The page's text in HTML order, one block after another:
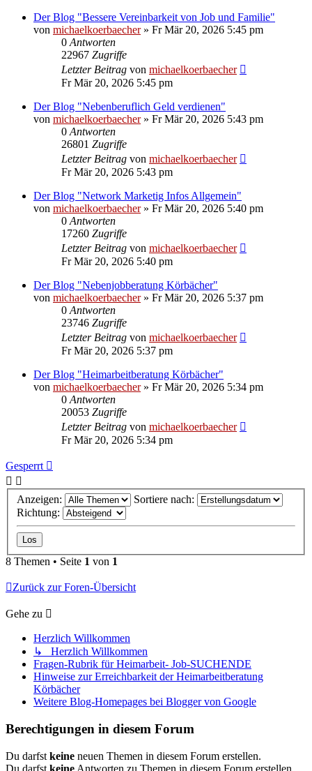
Der Blog "Bessere Vereinbarkeit von Job und Familie"
von michaelkoerbaecher» Fr Mär 20, 2026 5:45 pm
0 Antworten
22967 Zugriffe
Letzter Beitrag von michaelkoerbaecher
Fr Mär 20, 2026 5:45 pm
Der Blog "Nebenberuflich Geld verdienen"
von michaelkoerbaecher» Fr Mär 20, 2026 5:43 pm
0 Antworten
26801 Zugriffe
Letzter Beitrag von michaelkoerbaecher
Fr Mär 20, 2026 5:43 pm
Der Blog "Network Marketig Infos Allgemein"
von michaelkoerbaecher» Fr Mär 20, 2026 5:40 pm
0 Antworten
17260 Zugriffe
Letzter Beitrag von michaelkoerbaecher
Fr Mär 20, 2026 5:40 pm
Der Blog "Nebenjobberatung Körbächer"
von michaelkoerbaecher» Fr Mär 20, 2026 5:37 pm
0 Antworten
23746 Zugriffe
Letzter Beitrag von michaelkoerbaecher
Fr Mär 20, 2026 5:37 pm
Der Blog "Heimarbeitberatung Körbächer"
von michaelkoerbaecher» Fr Mär 20, 2026 5:34 pm
0 Antworten
20053 Zugriffe
Letzter Beitrag von michaelkoerbaecher
Fr Mär 20, 2026 5:34 pm
Gesperrt
Anzeigen:
Sortiere nach:
Richtung:
8 Themen • Seite 1 von 1
Zurück zur Foren-Übersicht
Gehe zu
Herzlich Willkommen
↳ Herzlich Willkommen
Fragen-Rubrik für Heimarbeit- Job-SUCHENDE
Hinweise zur Erreichbarkeit der Heimarbeitberatung
Körbächer
Weitere Blog-Homepages bei Blogger von Google
Berechtigungen in diesem Forum
Du darfst keine neuen Themen in diesem Forum erstellen.
Du darfst keine Antworten zu Themen in diesem Forum erstellen.